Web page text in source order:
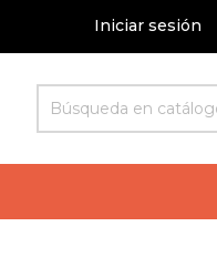
Iniciar sesión